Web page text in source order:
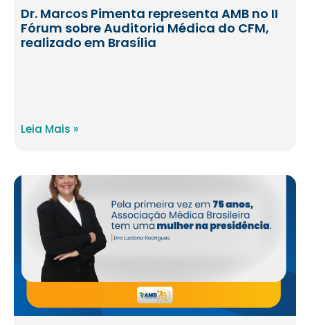
Dr. Marcos Pimenta representa AMB no II
Fórum sobre Auditoria Médica do CFM,
realizado em Brasília
Leia Mais »